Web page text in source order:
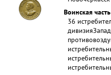
Воинская часть
36
дивизия